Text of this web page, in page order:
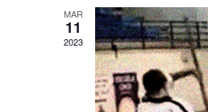
MAR
11
2023